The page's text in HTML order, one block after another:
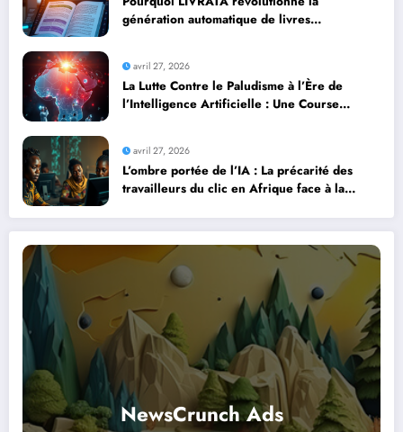
génération automatique de livres
avril 27, 2026
La Lutte Contre le Paludisme à l’Ère de
l’Intelligence Artificielle : Une Course
avril 27, 2026
L’ombre portée de l’IA : La précarité des
travailleurs du clic en Afrique face à la
NewsCrunch Ads